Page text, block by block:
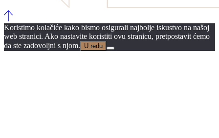
Koristimo kolačiće kako bismo osigurali najbolje iskustvo na našoj
web stranici. Ako nastavite koristiti ovu stranicu, pretpostavit ćemo
da ste zadovoljni s njom.
U redu